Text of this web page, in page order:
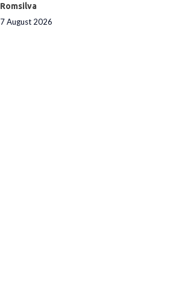
Romsilva
7 August 2026